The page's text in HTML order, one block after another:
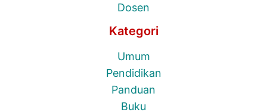
Dosen
Kategori
Umum
Pendidikan
Panduan
Buku